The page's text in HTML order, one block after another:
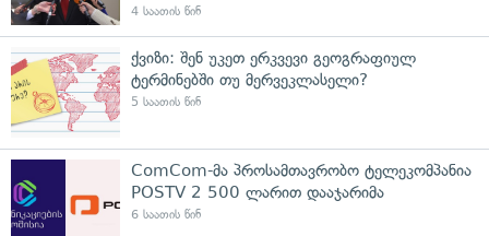
4 საათის წინ
ქვიზი: შენ უკეთ ერკვევი გეოგრაფიულ
ტერმინებში თუ მერვეკლასელი?
5 საათის წინ
ComCom-მა პროსამთავრობო ტელეკომპანია
POSTV 2 500 ლარით დააჯარიმა
6 საათის წინ